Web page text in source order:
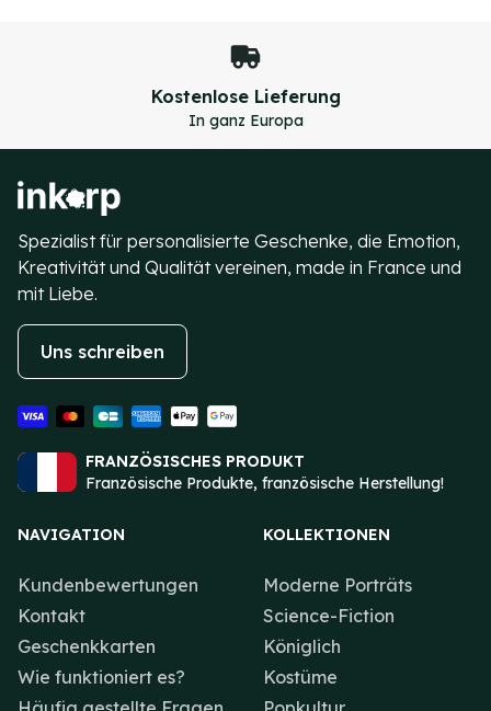
Kostenlose Lieferung
In ganz Europa
Spezialist für personalisierte Geschenke, die Emotion,
Kreativität und Qualität vereinen, made in France und
mit Liebe.
Uns schreiben
FRANZÖSISCHES PRODUKT
Französische Produkte, französische Herstellung!
NAVIGATION
Kundenbewertungen
Kontakt
Geschenkkarten
Wie funktioniert es?
KOLLEKTIONEN
Moderne Porträts
Science-Fiction
Königlich
Kostüme